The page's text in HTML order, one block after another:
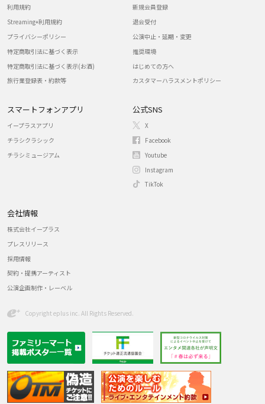
利用規約
Streaming+利用規約
プライバシーポリシー
特定商取引法に基づく表示
特定商取引法に基づく表示(お酒)
旅行業登録表・約款等
新規会員登録
退会受付
公演中止・延期・変更
推奨環境
はじめての方へ
カスタマーハラスメントポリシー
スマートフォンアプリ
イープラスアプリ
チラシクラシック
チラシミュージアム
公式SNS
X
Facebook
Youtube
Instagram
TikTok
会社情報
株式会社イープラス
プレスリリース
採用情報
契約・提携アーティスト
公演企画制作・レーベル
Copyright eplus inc. All Rights Reserved.